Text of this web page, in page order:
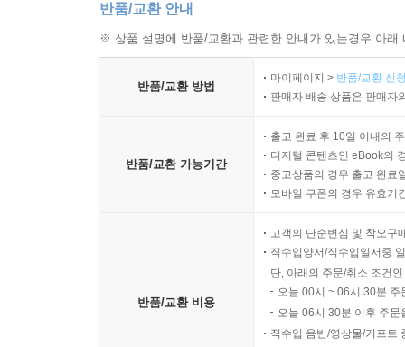
반품/교환 안내
※ 상품 설명에 반품/교환과 관련한 안내가 있는경우 아
반품/교환 방법
마이페이지 > 반품/교환 신
판매자 배송 상품은 판매자
반품/교환 가능기간
출고 완료 후 10일 이내의
디지털 콘텐츠인 eBook의
중고상품의 경우 출고 완료
모바일 쿠폰의 경우 유효기
반품/교환 비용
고객의 단순변심 및 착오구
직수입양서/직수입일서중
단, 아래의 주문/취소 조건
오늘 00시 ~ 06시 30분
오늘 06시 30분 이후 주
직수입 음반/영상물/기프트